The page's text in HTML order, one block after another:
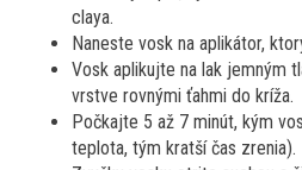
claya.
Naneste vosk na aplikátor,
Vosk aplikujte na lak jemným
vrstve rovnými ťahmi do kríža.
Počkajte 5 až 7 minút, kým
teplota, tým kratší čas zrenia).